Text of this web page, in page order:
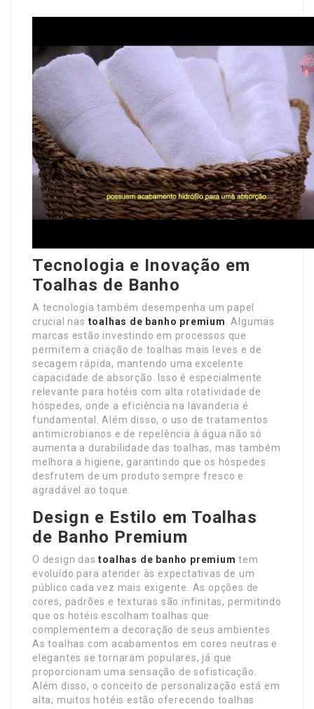
Tecnologia e Inovação em
Toalhas de Banho
A tecnologia também desempenha um papel
crucial nas toalhas de banho premium
. Algumas
marcas estão investindo em processos que
permitem a criação de toalhas mais leves e de
secagem rápida, mantendo uma excelente
capacidade de absorção. Isso é especialmente
relevante para hotéis com alta rotatividade de
hóspedes, onde a eficiência na lavanderia é
fundamental. Além disso, o uso de tratamentos
antimicrobianos e de repelência à água não só
aumenta a durabilidade das toalhas, mas também
melhora a higiene, garantindo que os hóspedes
desfrutem de um produto sempre fresco e
agradável ao toque.
Design e Estilo em Toalhas
de Banho Premium
O design dastoalhas de banho premium tem
evoluído para atender às expectativas de um
público cada vez mais exigente. As opções de
cores, padrões e texturas são infinitas, permitindo
que os hotéis escolham toalhas que
complementem a decoração de seus ambientes.
As toalhas com acabamentos em cores neutras e
elegantes se tornaram populares, já que
proporcionam uma sensação de sofisticação.
Além disso, o conceito de personalização está em
alta; muitos hotéis estão oferecendo toalhas